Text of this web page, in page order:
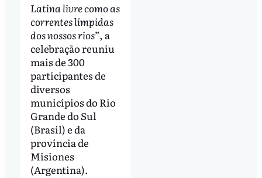
Latina livre como as
correntes límpidas
dos nossos rios”, a
celebração reuniu
mais de 300
participantes de
diversos
municípios do Rio
Grande do Sul
(Brasil) e da
província de
Misiones
(Argentina).